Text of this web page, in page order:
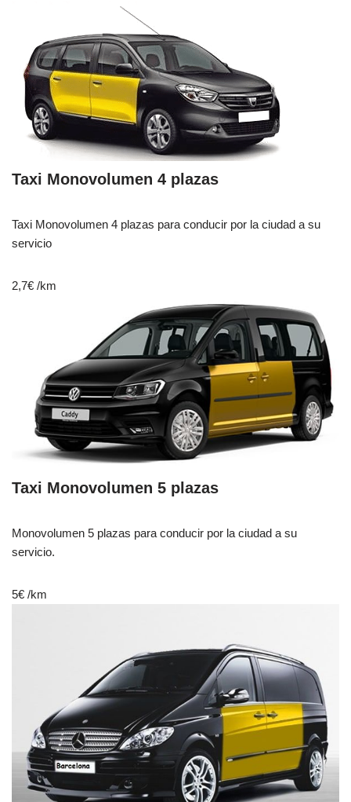
Taxi Monovolumen 4 plazas
Taxi Monovolumen 4 plazas para conducir por la ciudad a su
servicio
2,7€ /km
Taxi Monovolumen 5 plazas
Monovolumen 5 plazas para conducir por la ciudad a su
servicio.
5€ /km